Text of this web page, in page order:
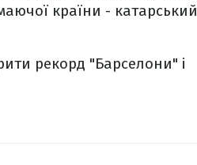
країни - катарський
рекорд "Барселони" і